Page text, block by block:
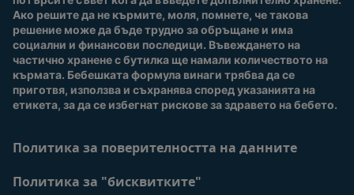
Ако решите да не кърмите, моля, помнете, че такова
решение може да бъде трудно за обръщане и има
социални и финансови последици. Въвеждането на
частично хранене с бутилка ще намали количеството на
кърмата. Бебешката формула винаги трябва да се
приготвя, използва и съхранява според указанията на
етикета, за да се избегнат рискове за здравето на бебето.
Политика за поверителността на данните
Политика за "бисквитките"